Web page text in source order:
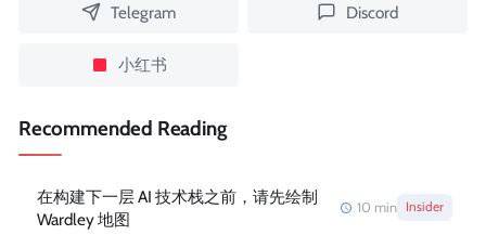
Telegram Discord
小红书
Recommended Reading
在构建下一层 AI 技术栈之前，请先绘制
Wardley 地图
10 min Insider